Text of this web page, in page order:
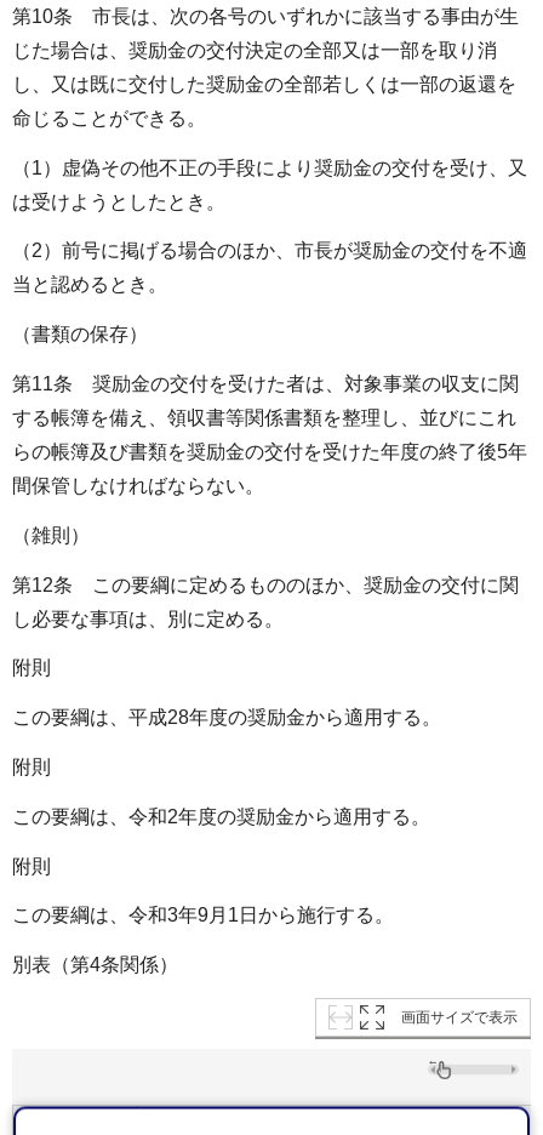
第10条 市長は、次の各号のいずれかに該当する事由が生
じた場合は、奨励金の交付決定の全部又は一部を取り消
し、又は既に交付した奨励金の全部若しくは一部の返還を
命じることができる。
（1）虚偽その他不正の手段により奨励金の交付を受け、又
は受けようとしたとき。
（2）前号に掲げる場合のほか、市長が奨励金の交付を不適
当と認めるとき。
（書類の保存）
第11条 奨励金の交付を受けた者は、対象事業の収支に関
する帳簿を備え、領収書等関係書類を整理し、並びにこれ
らの帳簿及び書類を奨励金の交付を受けた年度の終了後5年
間保管しなければならない。
（雑則）
第12条 この要綱に定めるもののほか、奨励金の交付に関
し必要な事項は、別に定める。
附則
この要綱は、平成28年度の奨励金から適用する。
附則
この要綱は、令和2年度の奨励金から適用する。
附則
この要綱は、令和3年9月1日から施行する。
別表（第4条関係）
画面サイズで表示